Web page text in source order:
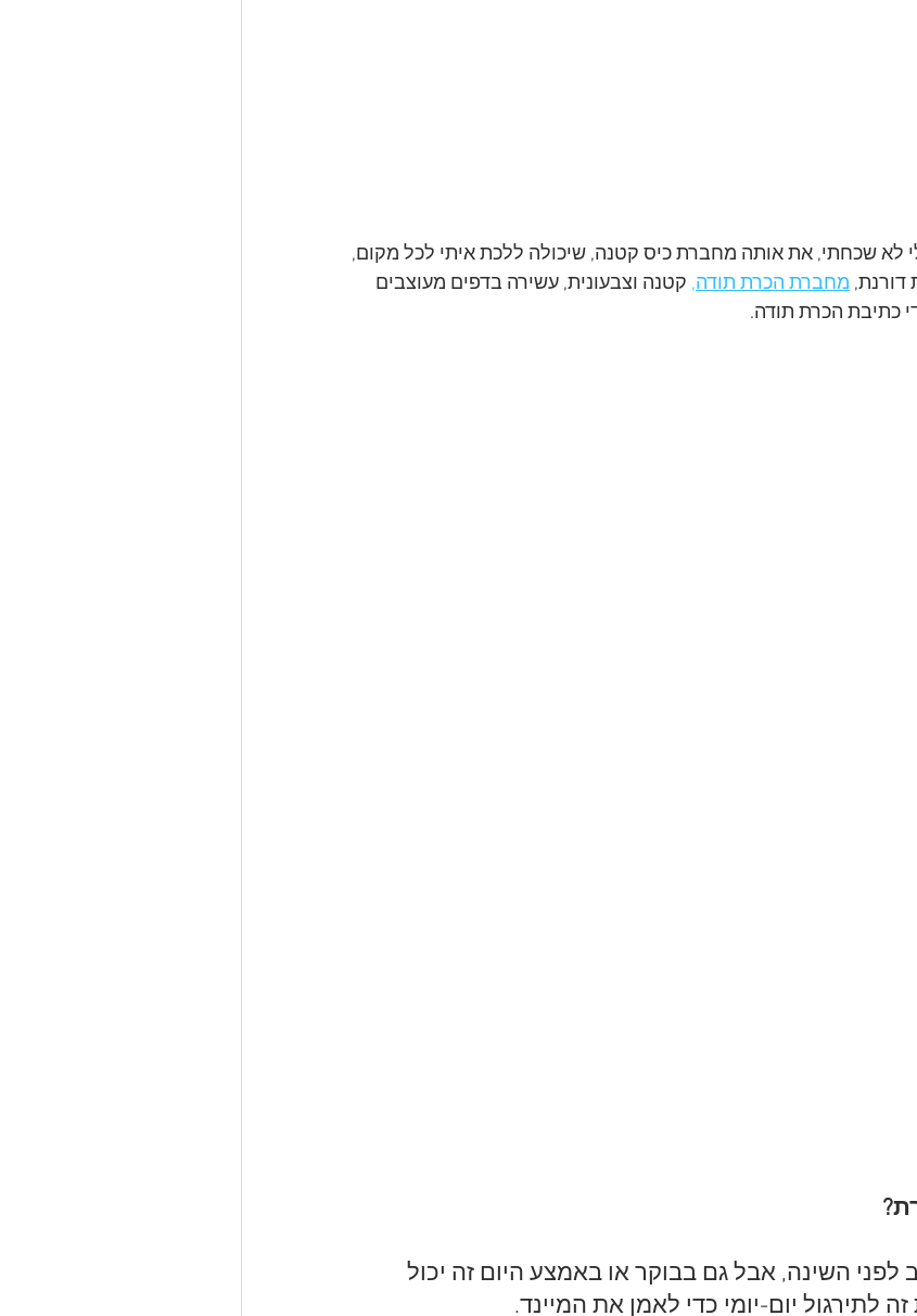
לא שכחתי, את אותה מחברת כיס קטנה, שיכולה ללכת איתי לכל מקום,
מחברת הכרת תודה, קטנה וצבעונית, עשירה בדפים מעוצבים
כתיבת הכרת תודה.
לפני השינה, אבל גם בבוקר או באמצע היום זה יכול
לתירגול יום-יומי כדי לאמן את המיינד.